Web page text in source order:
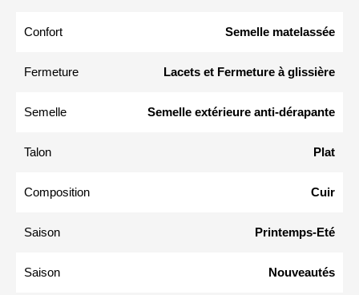
Confort Semelle matelassée
Fermeture Lacets et Fermeture à glissière
Semelle Semelle extérieure anti-dérapante
Talon Plat
Composition Cuir
Saison Printemps-Eté
Saison Nouveautés